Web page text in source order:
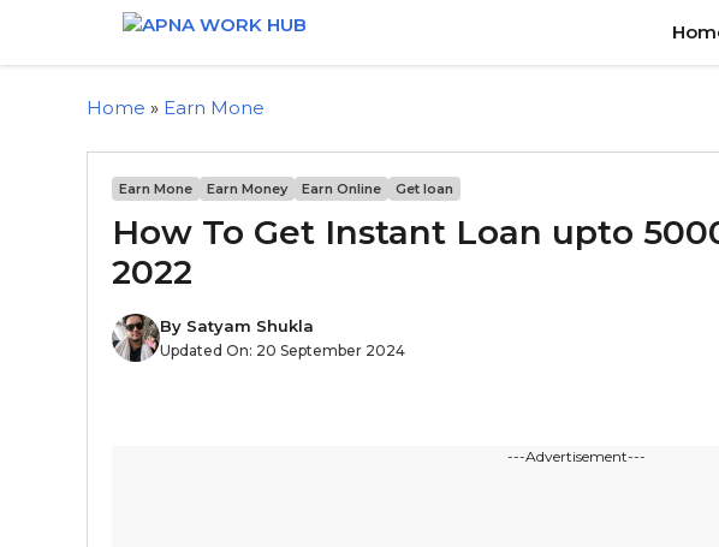
Home » Earn Mone
Earn Mone Earn Money Earn Online Get loan
How To Get Instant Loan upto
2022
By Satyam Shukla
Updated On: 20 September 2024
---Advertisement---